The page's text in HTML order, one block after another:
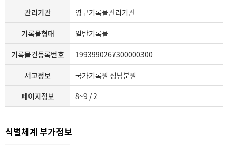
관리기관 영구기록물관리기관
기록물형태 일반기록물
기록물건등록번호 1993990267300000300
서고정보 국가기록원 성남분원
페이지정보 8~9 / 2
식별체계 부가정보